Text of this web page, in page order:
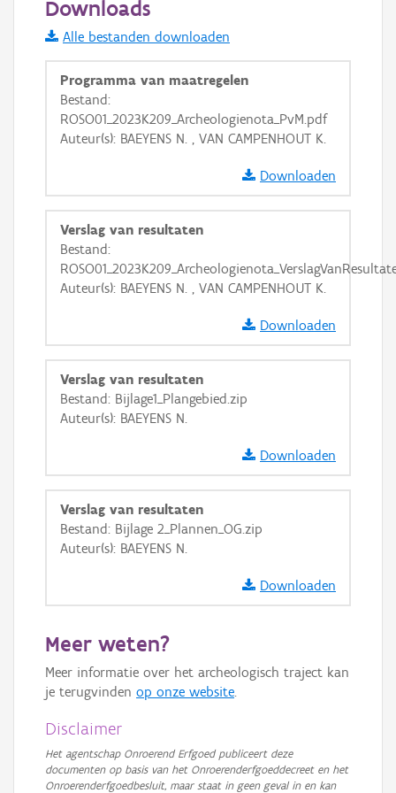
Informatie Vlaanderen
i
+ −
Basis Lagen
OSM-Basiskaart
GRB-Basiskaart
GRB-Basiskaart in grijswaarden
Downloads
Alle bestanden downloaden
Programma van maatregelen
Bestand:
ROSO01_2023K209_Archeologienota_PvM.pdf
Auteur(s): BAEYENS N. , VAN CAMPENHOUT K.
Downloaden
Verslag van resultaten
Bestand:
Auteur(s): BAEYENS N. , VAN CAMPENHOUT K.
Downloaden
Verslag van resultaten
Bestand: Bijlage1_Plangebied.zip
Auteur(s): BAEYENS N.
Downloaden
Verslag van resultaten
Bestand: Bijlage 2_Plannen_OG.zip
Auteur(s): BAEYENS N.
Downloaden
Meer weten?
Meer informatie over het archeologisch traject kan
je terugvinden op onze website.
Disclaimer
Het agentschap Onroerend Erfgoed publiceert deze
documenten op basis van het Onroerenderfgoeddecreet en het
Onroerenderfgoedbesluit, maar staat in geen geval in en kan